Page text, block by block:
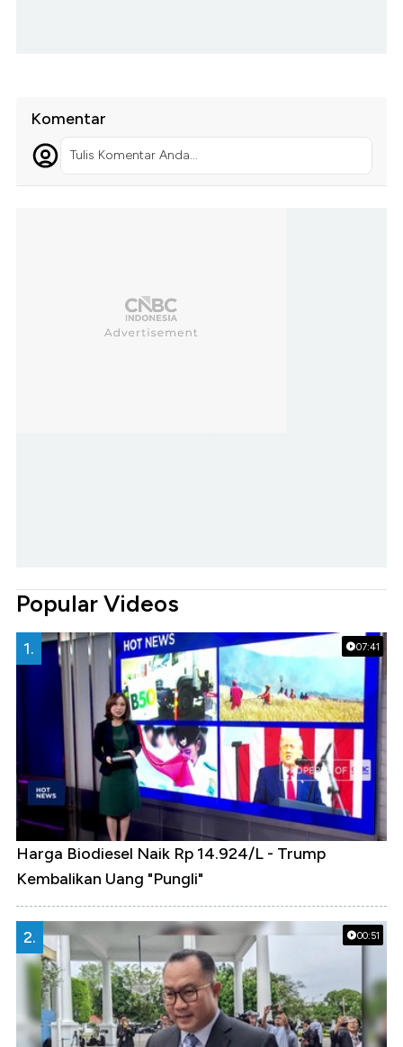
Komentar
Tulis Komentar Anda...
Popular Videos
07:41
1.
Harga Biodiesel Naik Rp 14.924/L - Trump
Kembalikan Uang "Pungli"
00:51
2.